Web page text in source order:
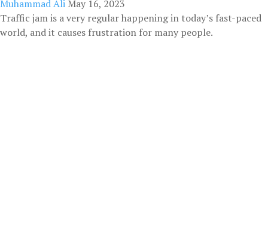
Muhammad Ali May 16, 2023
Traffic jam is a very regular happening in today’s fast-paced
world, and it causes frustration for many people.